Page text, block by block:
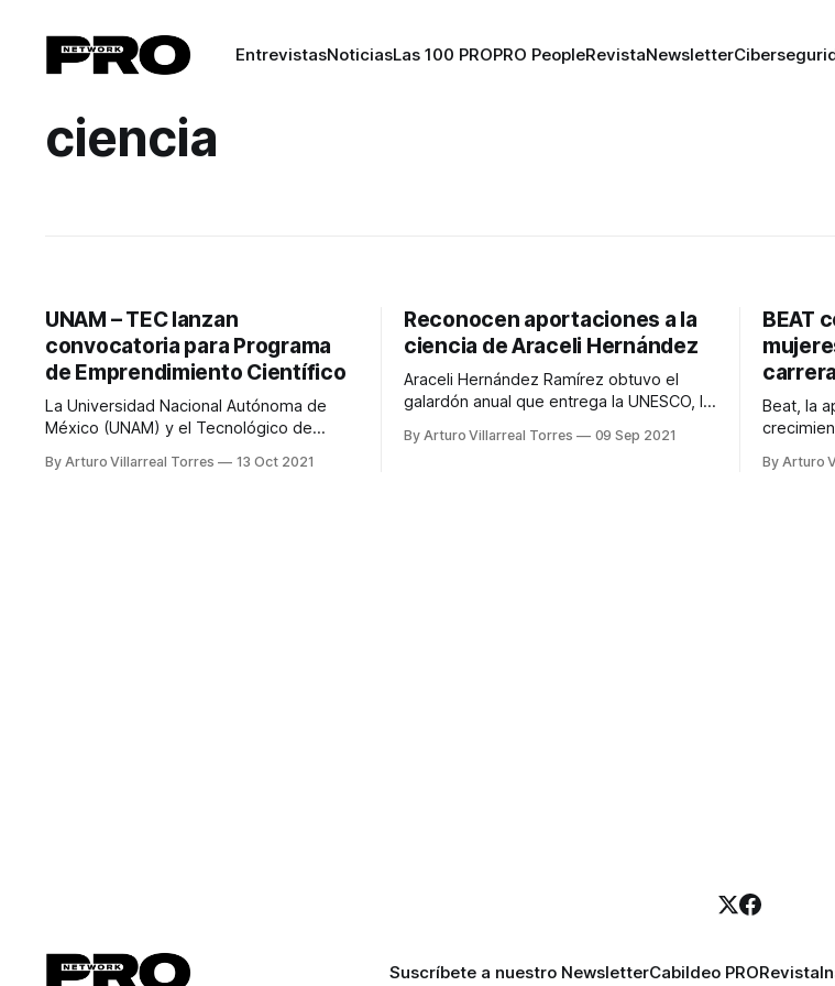
EntrevistasNoticiasLas 100 PROPRO PeopleRevistaNewsletter
ciencia
UNAM – TEC lanzan
convocatoria para Programa
de Emprendimiento Científico
La Universidad Nacional Autónoma de
México (UNAM) y el Tecnológico de
Investigación, Transferencia Tecnológica
By Arturo Villarreal Torres 13 Oct 2021
Reconocen aportaciones a la
ciencia de Araceli Hernández
Araceli Hernández Ramírez obtuvo el
galardón anual que entrega la UNESCO, la
por sus investigaciones.
By Arturo Villarreal Torres 09 Sep 2021
BEAT
Beat, la
mujeres
By Arturo
Suscríbete a nuestro NewsletterCabildeo PRORevista